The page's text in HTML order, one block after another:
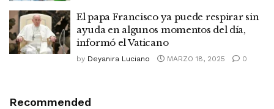
El papa Francisco ya puede respirar sin
ayuda en algunos momentos del día,
informó el Vaticano
by Deyanira Luciano MARZO 18, 2025 0
Recommended